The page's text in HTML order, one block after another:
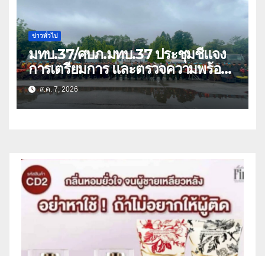
ข่าวทั่วไป
มทบ.37/ศบภ.มทบ.37 ประชุมชี้แจง
การเตรียมการ และตรวจความพร้อม
ด้านการบรรเทาสาธารณภัย
ส.ค. 7, 2026